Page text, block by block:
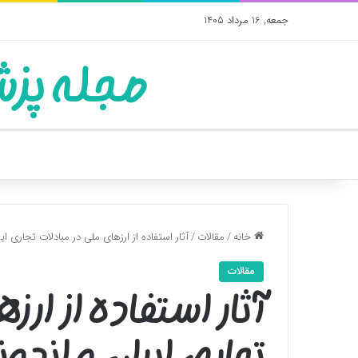
جمعه, 16 مرداد 1405
مجله
خانه/مقالات/آثار استفاده از ارزهای ملی در مبادلات تجاری
مقالات
آثار استفاده از